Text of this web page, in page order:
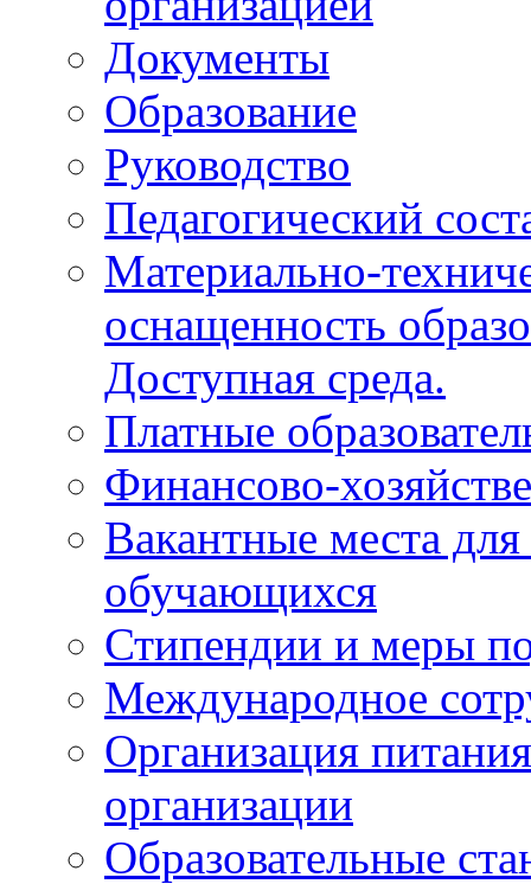
Документы
Образование
Руководство
Педагогический
Материально-
оснащенность
Доступная среда.
Платные
Финансово-
Вакантные места
обучающихся
Стипендии и меры
Международное
Организация
организации
Образовательные